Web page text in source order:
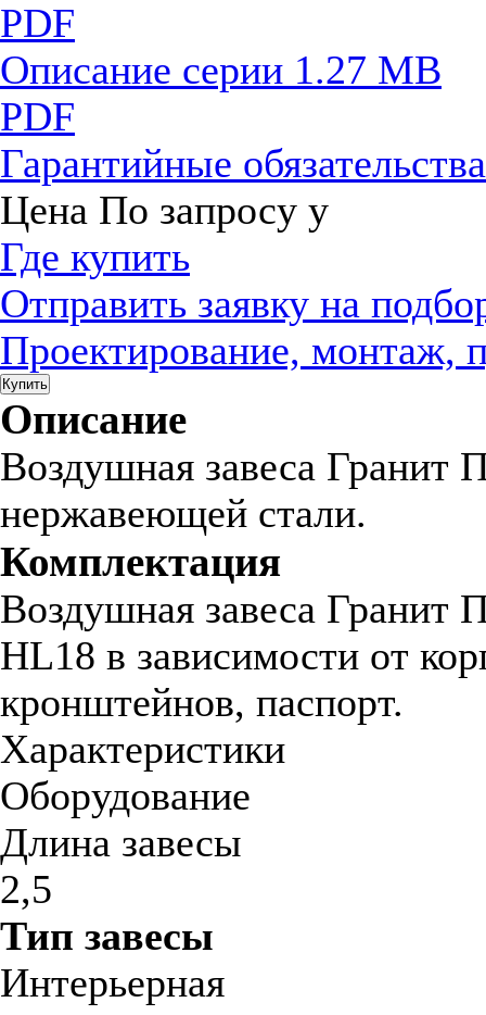
PDF
Описание серии 1.27 MB
PDF
Гарантийные
Цена По запросу у
Где купить
Отправить заявку на
Проектирование, монтаж,
Купить
Описание
Воздушная завеса Гранит
нержавеющей стали.
Комплектация
Воздушная завеса Гранит
HL18 в зависимости от
кронштейнов, паспорт.
Характеристики
Оборудование
Длина завесы
2,5
Тип завесы
Интерьерная